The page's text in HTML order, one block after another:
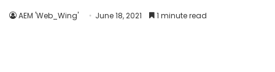
AEM 'Web_Wing' June 18, 2021 1 minute read